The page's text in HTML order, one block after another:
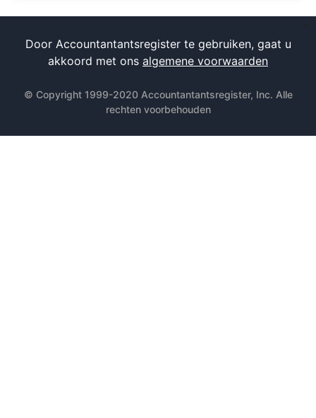
Door Accountantantsregister te gebruiken, gaat u
akkoord met ons algemene voorwaarden
© Copyright 1999-2020 Accountantantsregister, Inc. Alle
rechten voorbehouden